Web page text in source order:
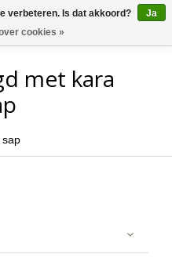
met kara
sap
verbeteren. Is dat akkoord?
Ja
cookies »